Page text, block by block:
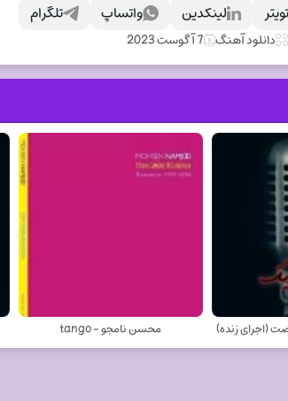
تلگرام واتساپ لینکدین تویتر
دانلود آهنگ 7 آگوست 2023
(اجرای زنده) محسن نامجو - tango